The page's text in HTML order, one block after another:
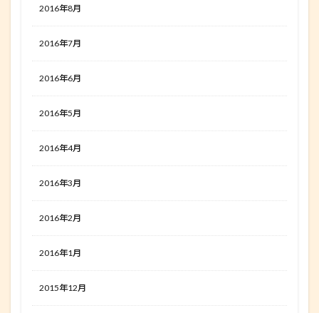
2016年8月
2016年7月
2016年6月
2016年5月
2016年4月
2016年3月
2016年2月
2016年1月
2015年12月